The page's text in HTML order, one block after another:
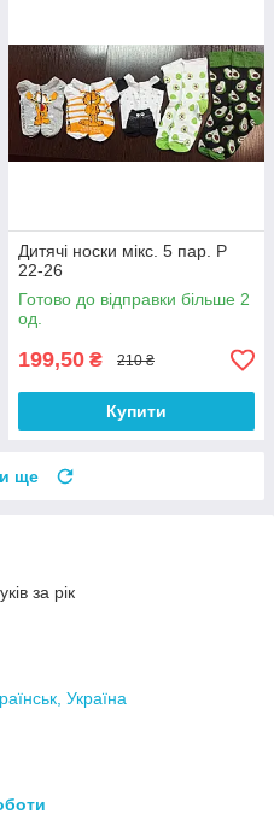
Дитячі носки мікс. 5 пар. Р
22-26
Готово до відправки більше 2
од.
199,50 ₴ 210 ₴
Купити
ще
за рік
Україна